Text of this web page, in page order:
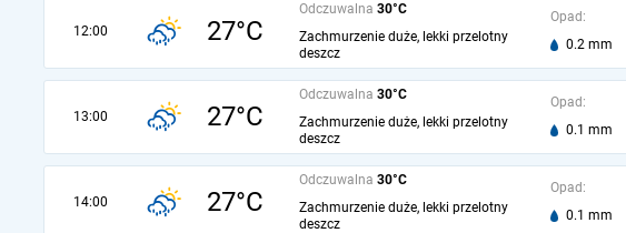
12:00 27°C
Odczuwalna 30°C
Zachmurzenie duże, lekki przelotny
deszcz
Opad:
0.2 mm
13:00 27°C
Odczuwalna 30°C
Zachmurzenie duże, lekki przelotny
deszcz
Opad:
0.1 mm
14:00 27°C
Odczuwalna 30°C
Zachmurzenie duże, lekki przelotny
deszcz
Opad:
0.1 mm